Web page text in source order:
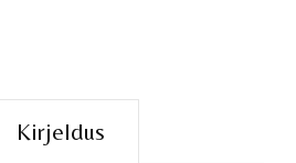
Kirjeldus